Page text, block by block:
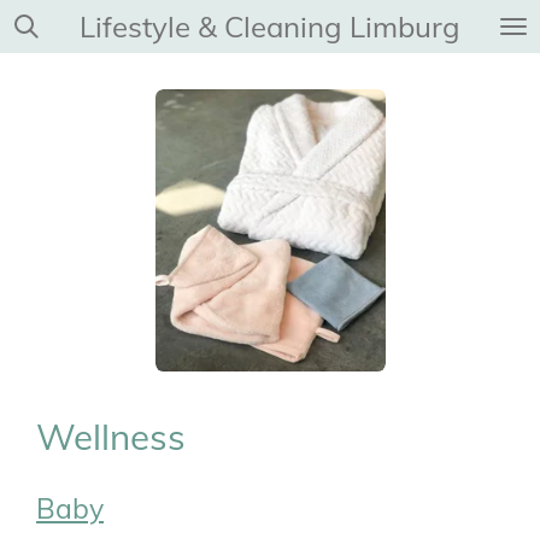
Ga
direct
Lifestyle & Cleaning Limburg
Wellness
Baby